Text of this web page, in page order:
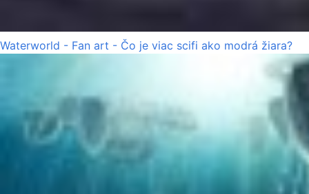
Waterworld - Fan art - Čo je viac scifi ako modrá žiara?